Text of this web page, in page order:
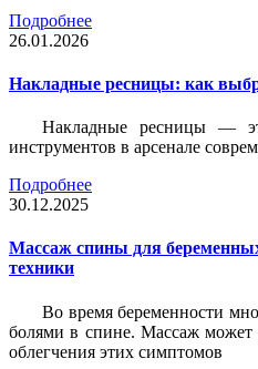
Подробнее
26.01.2026
Накладные ресницы: как
Накладные ресницы —
инструментов в арсенале
Подробнее
30.12.2025
Массаж спины для
техники
Во время беременности
болями в спине. Массаж может
облегчения этих симптомов